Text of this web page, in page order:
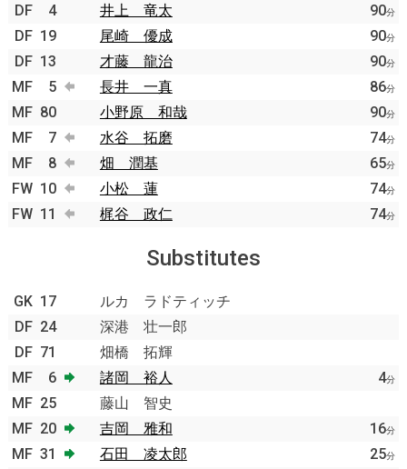
DF 4 井上 竜太 90分
DF 19 尾崎 優成 90分
DF 13 才藤 龍治 90分
MF 5 長井 一真 86分
MF 80 小野原 和哉 90分
MF 7 水谷 拓磨 74分
MF 8 畑 潤基 65分
FW 10 小松 蓮 74分
FW 11 梶谷 政仁 74分
Substitutes
GK 17
ルカ ラドティッチ
DF 24
深港 壮一郎
DF 71
畑橋 拓輝
MF
6 諸岡 裕人 4分
MF 25
藤山 智史
MF 20 吉岡 雅和 16分
MF 31 石田 凌太郎 25分